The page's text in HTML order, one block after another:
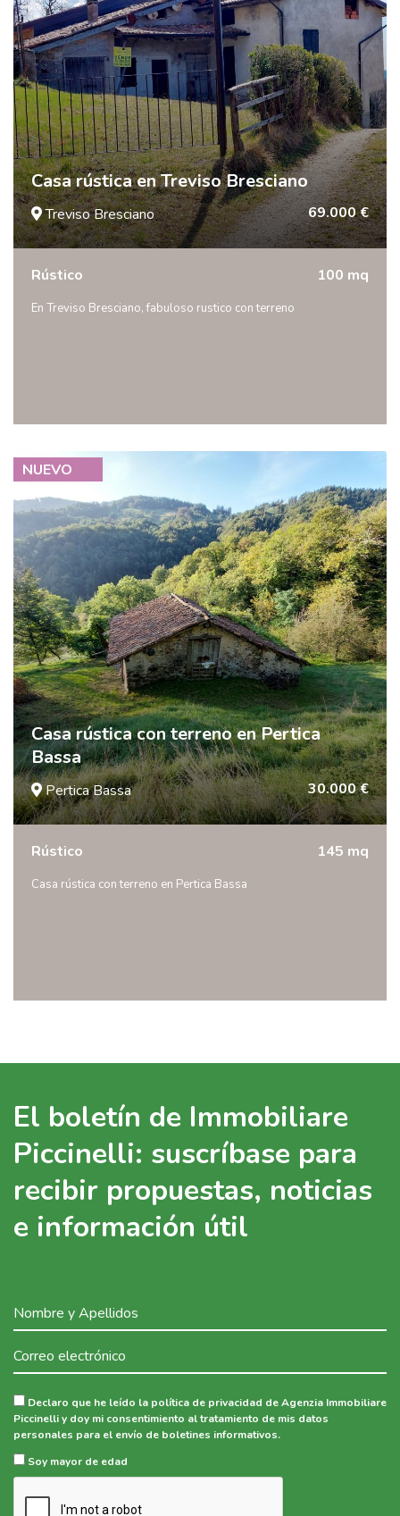
Casa rústica en Treviso Bresciano
Treviso Bresciano 69.000 €
Rústico 100 mq
En Treviso Bresciano, fabuloso rustico con terreno
NUEVO
Casa rústica con terreno en Pertica
Bassa
Pertica Bassa 30.000 €
Rústico 145 mq
Casa rústica con terreno en Pertica Bassa
El boletín de Immobiliare
Piccinelli: suscríbase para
recibir propuestas, noticias
e información útil
Declaro que he leído la política de privacidad de Agenzia Immobiliare
Piccinelli y doy mi consentimiento al tratamiento de mis datos
personales para el envío de boletines informativos.
Soy mayor de edad